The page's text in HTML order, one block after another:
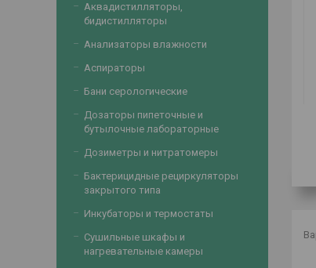
Аквадистилляторы,
бидистилляторы
Анализаторы влажности
Аспираторы
Бани серологические
Дозаторы пипеточные и
бутылочные лабораторные
Дозиметры и нитратомеры
Бактерицидные рециркуляторы
закрытого типа
Инкубаторы и термостаты
Сушильные шкафы и
нагревательные камеры